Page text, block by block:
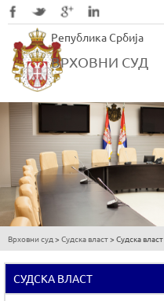
to
main
Република Србија
ВРХОВНИ СУД
You
are
here
Врховни суд > Судска власт> Судска власт
СУДСКА ВЛАСТ